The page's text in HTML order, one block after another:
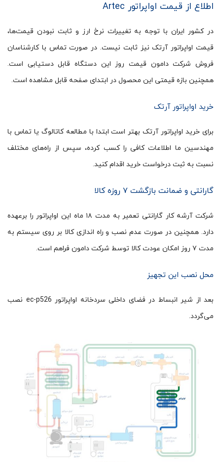
اطلاع از قیمت اواپراتور Artec
در کشور ایران با توجه به تغییرات نرخ ارز و ثابت نبودن قیمت‌ها،
قیمت اواپراتور آرتک نیز ثابت نیست. در صورت تماس با کارشناسان
فروش شرکت دامون قیمت روز این دستگاه قابل دستیابی است.
همچنین بازه قیمتی این محصول در ابتدای صفحه قابل مشاهده است.
خرید اواپراتور آرتک
برای خرید اواپراتور آرتک بهتر است ابتدا با مطالعه کاتالوگ یا تماس با
مهندسین ما اطلاعات کافی را کسب کرده، سپس از راه‌های مختلف
نسبت به ثبت درخواست خرید اقدام کنید.
گارانتی و ضمانت بازگشت ۷ روزه کالا
شرکت آرشه کار گارانتی تعمیر به مدت ۱۸ ماه این اواپراتور را برعهده
دارد. همچنین در صورت عدم نصب و راه اندازی کالا بر روی سیستم به
مدت ۷ روز امکان عودت کالا توسط شرکت دامون فراهم است.
محل نصب این تجهیز
بعد از شیر انبساط در فضای داخلی سردخانه اواپراتور ec-p526 نصب
می‌گردد.